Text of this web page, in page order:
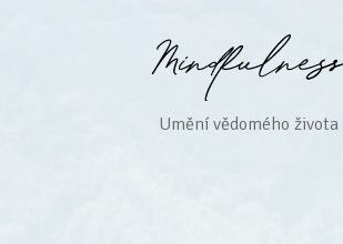
Umění vědomého života